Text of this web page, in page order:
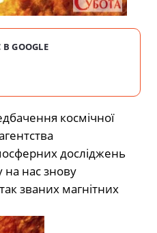
GOOGLE
космічної
досліджень
на нас знову
званих магнітних